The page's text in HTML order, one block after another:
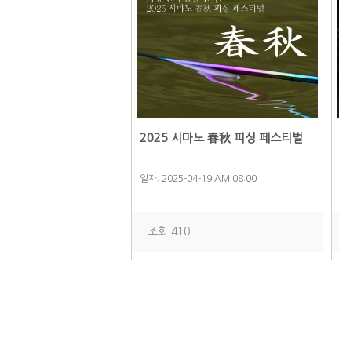
2025 시마노 春秋 피싱 페스티벌
일자: 2025-04-19 AM 08:00
조회 410